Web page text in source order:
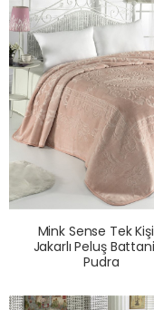
Mink Sense Tek
Jakarlı Peluş
Pudra